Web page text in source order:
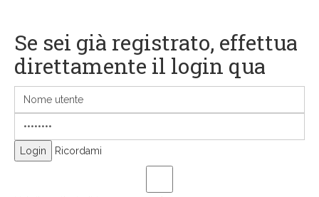
Se sei già registrato, effettua
direttamente il login qua
Ricordami